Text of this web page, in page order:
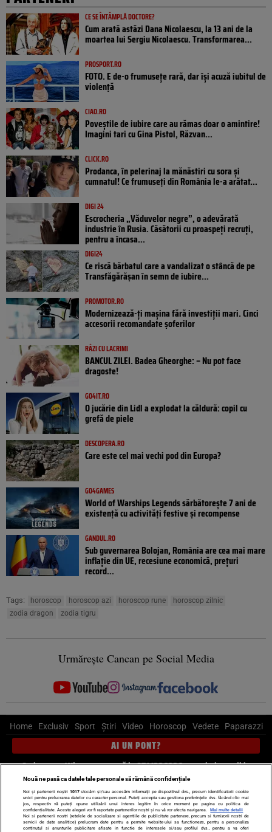
CE SE ÎNTÂMPLĂ DOCTORE?
Cum arată astăzi Dana Nicolaescu, la 13 ani de la
moartea lui Sergiu Nicolaescu. Transformarea...
PROSPORT.RO
FOTO. E de-o frumusețe rară, dar își acuză iubitul de
violență
CIAO.RO
Poveştile de iubire care au rămas doar o amintire!
Imagini tari cu Gina Pistol, Răzvan...
CLICK.RO
Prodanca, în pelerinaj la mănăstiri cu sora și
cumnatul! Ce frumuseți din România le-a arătat...
DIGI 24
Escrocheria „Văduvelor negre”, o adevărată
industrie în Rusia. Căsătorii cu proaspeți recruți,
pentru a încasa...
DIGI24
Ce riscă bărbatul care a vandalizat o stâncă de pe
Transfăgărășan în semn de iubire...
PROMOTOR.RO
Modernizează-ți mașina fără investiții mari. Cinci
accesorii recomandate șoferilor
RÂZI CU LACRIMI
BANCUL ZILEI. Badea Gheorghe: – Nu pot face
dragoste!
GO4IT.RO
O jucărie din Lidl a explodat la căldură: copil cu
grefă de piele
DESCOPERA.RO
Care este cel mai vechi pod din Europa?
GO4GAMES
World of Warships Legends sărbătorește 7 ani de
existență cu activități festive și recompense
GANDUL.RO
Sub guvernarea Bolojan, România are cea mai mare
inflație din UE, recesiune economică, prețuri
record...
Tags: horoscop horoscop azi horoscop rune
horoscop zilnic
zodia dragon
zodia tigru
Urmărește Cancan pe Social Media
Home Exclusiv Sport Știri Video Horoscop Vedete Paparazzi
AI UN PONT?
Scrie-ne pe Whatsapp, sună la 0741226226 sau trimite mail la
pont@cancan.ro
Știri interne Știri externe
Politică
Ultimele stiri
Diete Insula Iubirii Dictionar de vise LIFE STYLE
Nouă ne pasă ca datele tale personale să rămână confidențiale
Noi și partenerii noștri 1017stocăm și/sau accesăm informații pe dispozitivul dvs., precum identificatorii cookie
unici pentru prelucrarea datelor cu caracter personal. Puteți accepta sau gestiona preferințele dvs. făcând clic mai
jos, respectiv vă puteți opune utilizării unui interes legitim în orice moment pe pagina cu politica de
confidențialitate. Aceste alegeri vor fi raportate partenerilor noștri și nu vă vor afecta navigarea.
Mai multe detalii
Noi si partenerii nostri (retelele de socializare si agentiile de publicitate partenere, precum si furnizorii nostri de
servicii de date analitice) prelucram date pentru a permite website-ului sa functioneze, pentru a personaliza
continutul si anunturile publicitare afisate in functie de interesele si/sau profilul dvs., pentru a va oferi